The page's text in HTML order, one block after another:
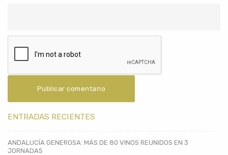
ENTRADAS RECIENTES
ANDALUCÍA GENEROSA: MÁS DE 80 VINOS REUNIDOS EN 3
JORNADAS